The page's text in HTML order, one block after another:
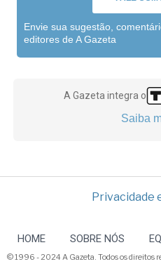
Envie sua sugestão,
editores de A Gazeta
A Gazeta integra o
Saiba
Privacidade
HOME SOBRE NÓS
© 1996 - 2024 A Gazeta. Todos os direitos